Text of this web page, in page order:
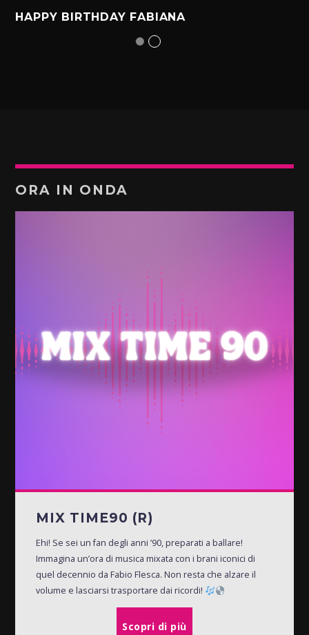
HAPPY BIRTHDAY FABIANA
ORA IN ONDA
MIX TIME90 (R)
Ehi! Se sei un fan degli anni ’90, preparati a ballare!
Immagina un’ora di musica mixata con i brani iconici di
quel decennio da Fabio Flesca. Non resta che alzare il
volume e lasciarsi trasportare dai ricordi!
Scopri di più